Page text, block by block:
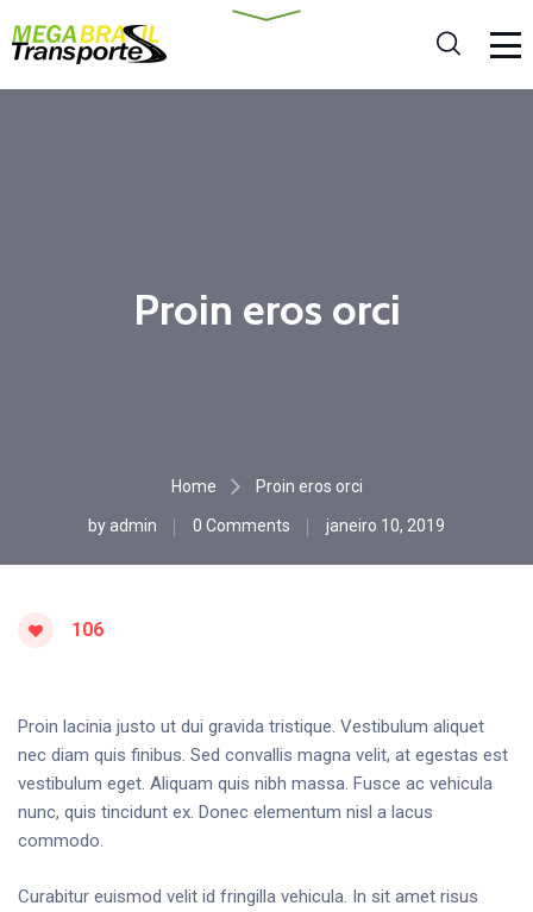
Proin eros orci
Home Proin eros orci
by admin 0 Comments janeiro 10, 2019
106
Proin lacinia justo ut dui gravida tristique. Vestibulum aliquet
nec diam quis finibus. Sed convallis magna velit, at egestas est
vestibulum eget. Aliquam quis nibh massa. Fusce ac vehicula
nunc, quis tincidunt ex. Donec elementum nisl a lacus
commodo.
Curabitur euismod velit id fringilla vehicula. In sit amet risus